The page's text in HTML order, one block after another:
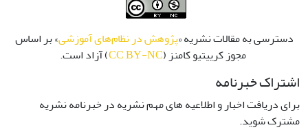
دسترسی به مقالات نشریه «پژوهش در نظام‌های آموزشی» بر اساس
مجوز کرییتیو کامنز (CC BY-NC) آزاد است.
اشتراک خبرنامه
برای دریافت اخبار و اطلاعیه های مهم نشریه در خبرنامه نشریه
مشترک شوید.